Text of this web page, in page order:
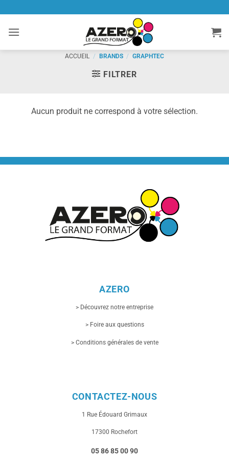
contenu
ACCUEIL / BRANDS / GRAPHTEC
FILTRER
Aucun produit ne correspond à votre sélection.
AZERO
> Découvrez notre entreprise
> Foire aux questions
> Conditions générales de vente
CONTACTEZ-NOUS
1 Rue Édouard Grimaux
17300 Rochefort
05 86 85 00 90